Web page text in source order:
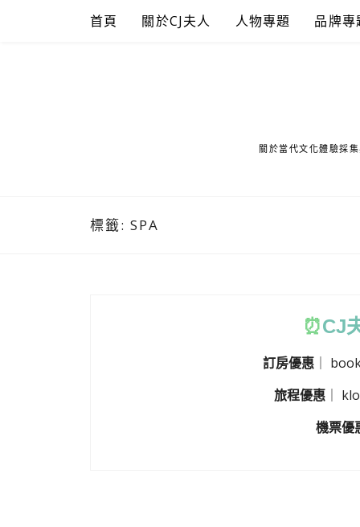
首頁 關於CJ夫人 人物專題 品牌專
關於當代文化體驗採
標籤: SPA
⏰CJ
訂房優惠｜
旅程優惠｜
機票優